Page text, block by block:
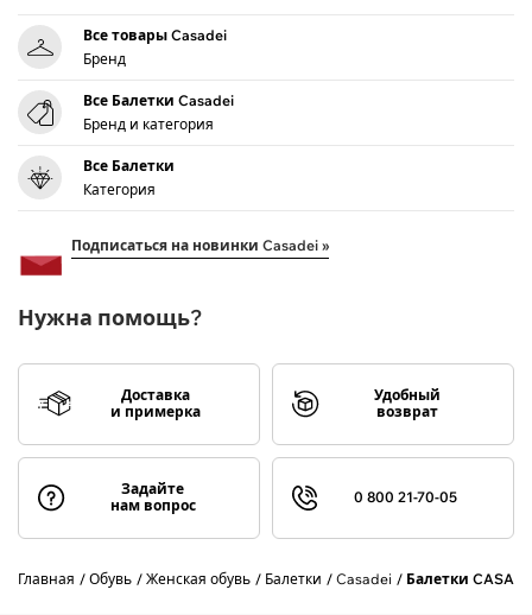
Все товары Casadei
Бренд
Все Балетки Casadei
Бренд и категория
Все Балетки
Категория
Подписаться на новинки Casadei »
Нужна помощь?
Доставка
и примерка
Удобный
возврат
Задайте
нам вопрос
0 800 21-70-05
Главная Обувь Женская обувь Балетки Casadei Балетки